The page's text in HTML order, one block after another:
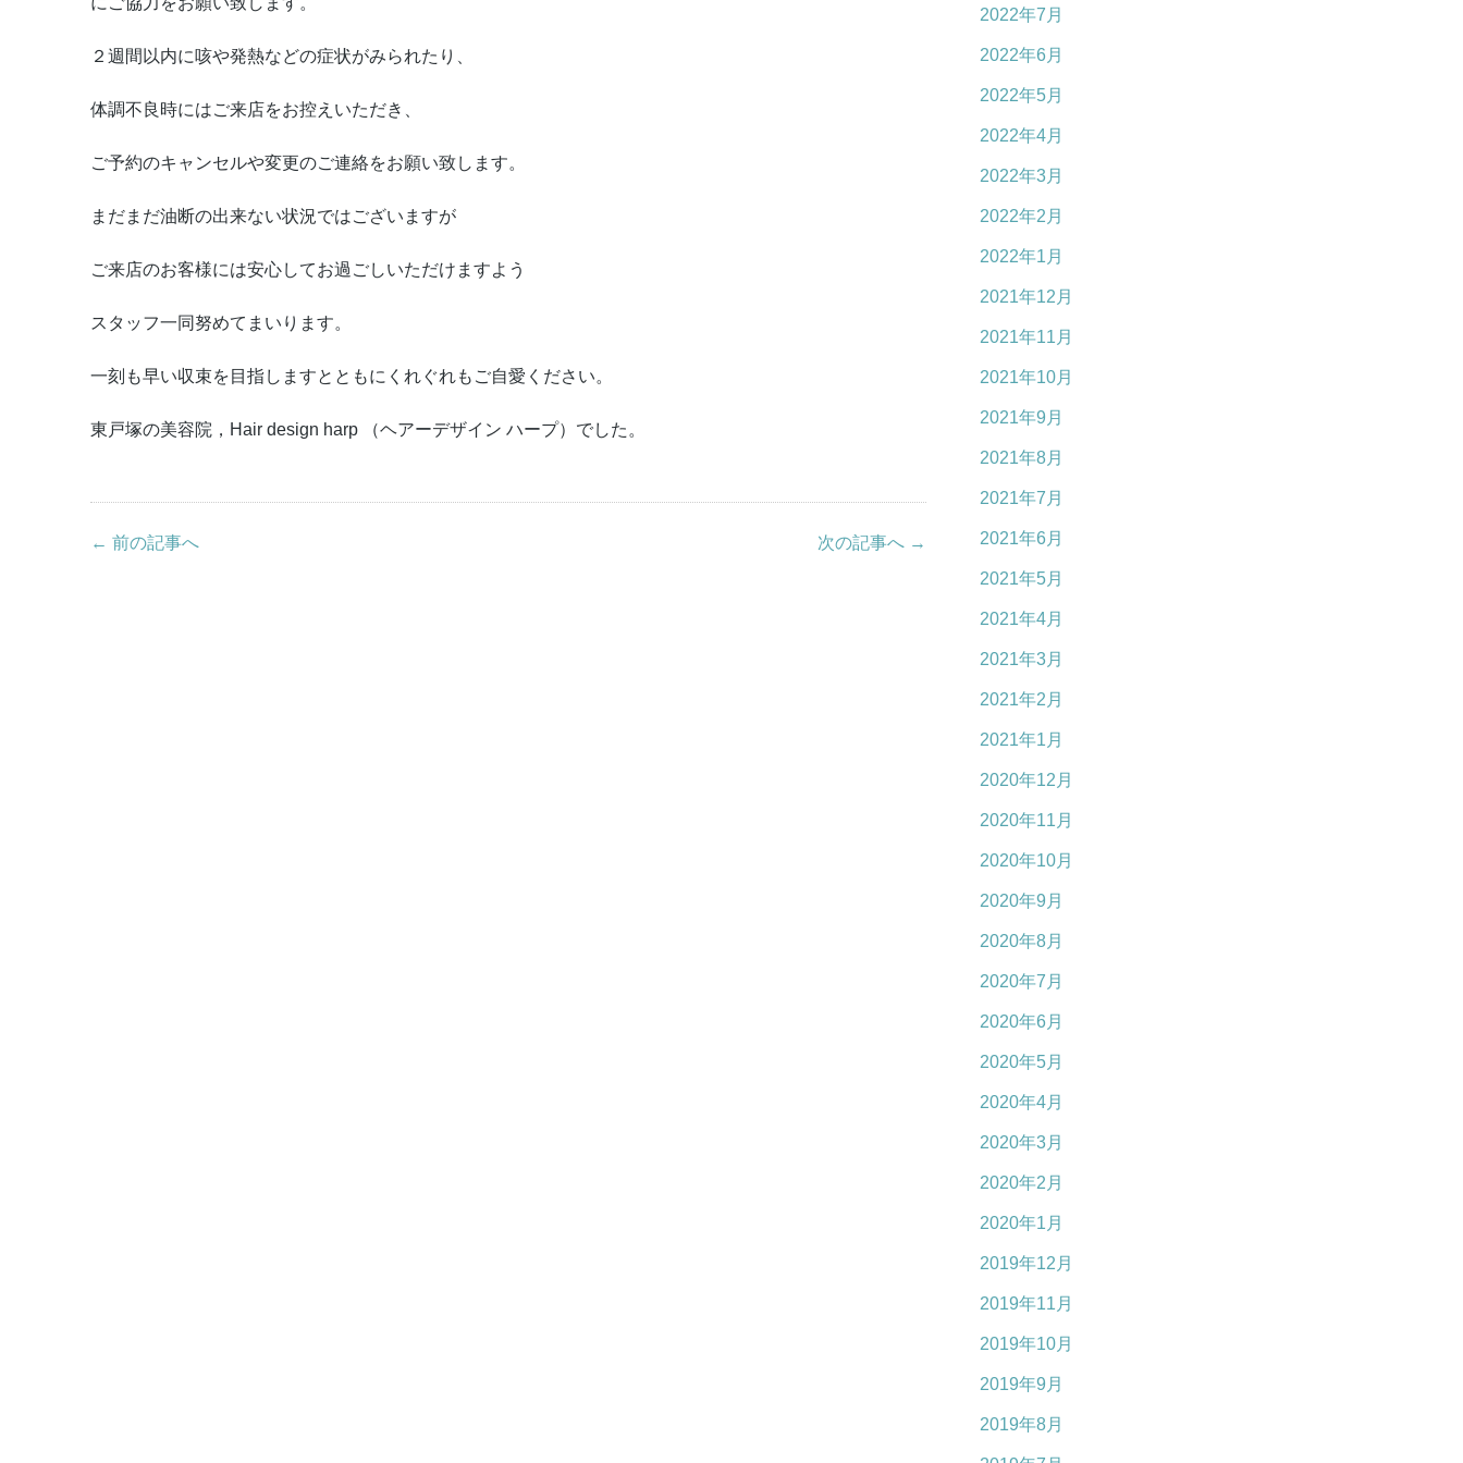
２週間以内に咳や発熱などの症状がみられたり、
体調不良時にはご来店をお控えいただき、
ご予約のキャンセルや変更のご連絡をお願い致します。
まだまだ油断の出来ない状況ではございますが
ご来店のお客様には安心してお過ごしいただけますよう
スタッフ一同努めてまいります。
一刻も早い収束を目指しますとともにくれぐれもご自愛ください。
東戸塚の美容院，Hair design harp （ヘアーデザイン ハープ）でした。
← 前の記事へ 次の記事へ →
2022年7月
2022年6月
2022年5月
2022年4月
2022年3月
2022年2月
2022年1月
2021年12月
2021年11月
2021年10月
2021年9月
2021年8月
2021年7月
2021年6月
2021年5月
2021年4月
2021年3月
2021年2月
2021年1月
2020年12月
2020年11月
2020年10月
2020年9月
2020年8月
2020年7月
2020年6月
2020年5月
2020年4月
2020年3月
2020年2月
2020年1月
2019年12月
2019年11月
2019年10月
2019年9月
2019年8月